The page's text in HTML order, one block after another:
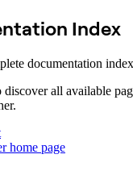
Index
documentation
all available
home page